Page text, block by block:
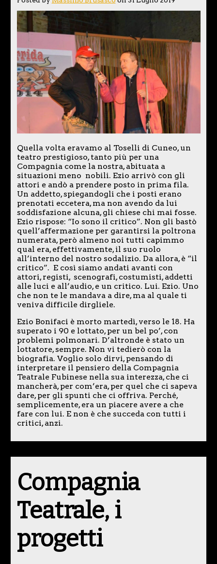
Quella volta eravamo al Toselli di Cuneo, un
teatro prestigioso, tanto più per una
Compagnia come la nostra, abituata a
situazioni meno nobili. Ezio arrivò con gli
attori e andò a prendere posto in prima fila.
Un addetto, spiegandogli che i posti erano
prenotati eccetera, ma non avendo da lui
soddisfazione alcuna, gli chiese chi mai fosse.
Ezio rispose: “Io sono il critico”. Non gli bastò
quell’affermazione per garantirsi la poltrona
numerata, però almeno noi tutti capimmo
qual era, effettivamente, il suo ruolo
all’interno del nostro sodalizio. Da allora, è “il
critico”. E così siamo andati avanti con
attori, registi, scenografi, costumisti, addetti
alle luci e all’audio, e un critico. Lui. Ezio. Uno
che non te le mandava a dire, ma al quale ti
veniva difficile dirgliele.
Ezio Bonifaci è morto martedì, verso le 18. Ha
superato i 90 e lottato, per un bel po’, con
problemi polmonari. D’altronde è stato un
lottatore, sempre. Non vi tedierò con la
biografia. Voglio solo dirvi, pensando di
interpretare il pensiero della Compagnia
Teatrale Fubinese nella sua interezza, che ci
mancherà, per com’era, per quel che ci sapeva
dare, per gli spunti che ci offriva. Perché,
semplicemente, era un piacere avere a che
fare con lui. E non è che succeda con tutti i
critici, anzi.
Compagnia
Teatrale, i
progetti